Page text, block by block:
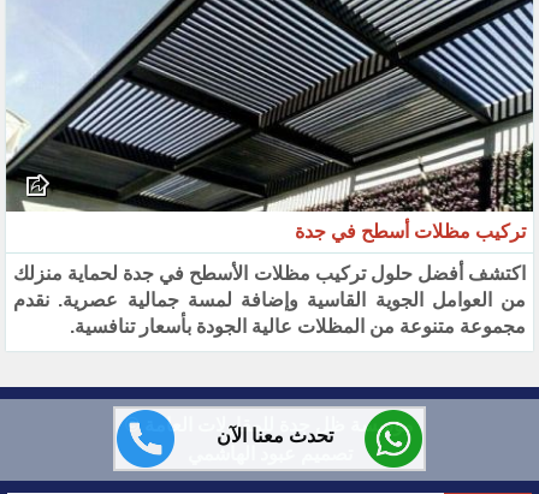
تحدث معنا الآن
تركيب مظلات أسطح في جدة
اكتشف أفضل حلول تركيب مظلات الأسطح في جدة لحماية منزلك
من العوامل الجوية القاسية وإضافة لمسة جمالية عصرية. نقدم
مجموعة متنوعة من المظلات عالية الجودة بأسعار تنافسية.
مؤسسة ظل جدة للمقاولات العامة ©